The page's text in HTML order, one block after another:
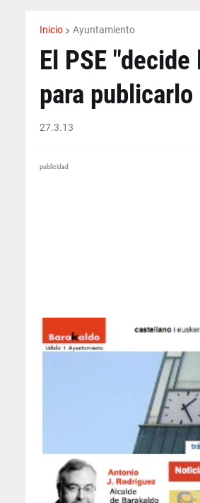
Inicio Ayuntamiento
El PSE
para publicarlo
27.3.13
publicidad